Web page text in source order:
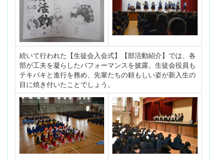
続いて行われた【生徒会入会式】【部活動紹介】では、各
部が工夫を凝らしたパフォーマンスを披露。生徒会役員も
テキパキと進行を務め、先輩たちの頼もしい姿が新入生の
目に焼き付いたことでしょう。